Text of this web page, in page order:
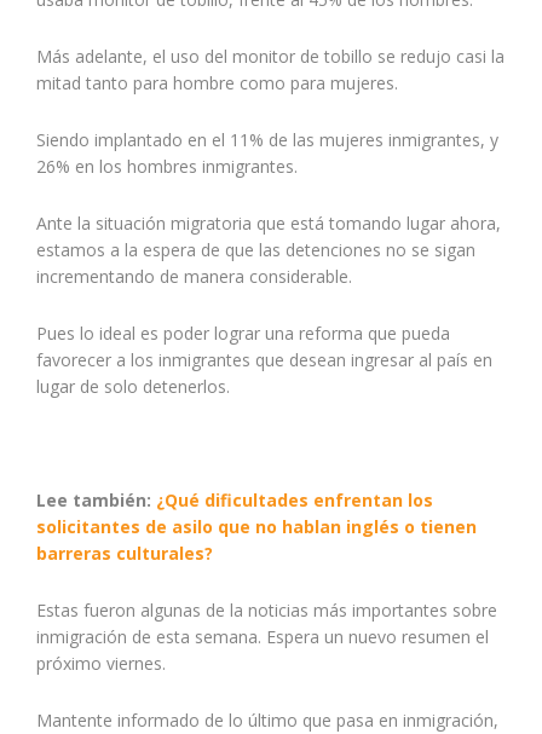
Más adelante, el uso del monitor de tobillo se redujo casi la
mitad tanto para hombre como para mujeres.
Siendo implantado en el 11% de las mujeres inmigrantes, y
26% en los hombres inmigrantes.
Ante la situación migratoria que está tomando lugar ahora,
estamos a la espera de que las detenciones no se sigan
incrementando de manera considerable.
Pues lo ideal es poder lograr una reforma que pueda
favorecer a los inmigrantes que desean ingresar al país en
lugar de solo detenerlos.
Lee también: ¿Qué dificultades enfrentan los
solicitantes de asilo que no hablan inglés o tienen
barreras culturales?
Estas fueron algunas de la noticias más importantes sobre
inmigración de esta semana. Espera un nuevo resumen el
próximo viernes.
Mantente informado de lo último que pasa en inmigración,